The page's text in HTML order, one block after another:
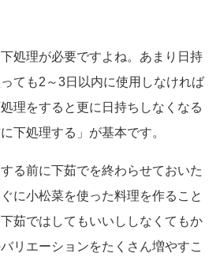
処理が必要ですよね。あまり日持
ても2～3日以内に使用しなければ
理をすると更に日持ちしなくなる
下処理する」が基本です。
る前に下茹でを終わらせておいた
に小松菜を使った料理を作ること
茹ではしてもいいししなくてもか
リエーションをたくさん増やすこ